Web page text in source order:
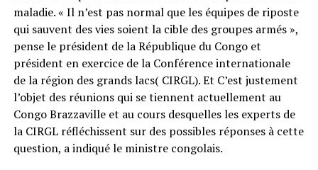
maladie. « Il n’est pas normal que les équipes de riposte
qui sauvent des vies soient la cible des groupes armés »,
pense le président de la République du Congo et
président en exercice de la Conférence internationale
de la région des grands lacs( CIRGL). Et C’est justement
l’objet des réunions qui se tiennent actuellement au
Congo Brazzaville et au cours desquelles les experts de
la CIRGL réfléchissent sur des possibles réponses à cette
question, a indiqué le ministre congolais.